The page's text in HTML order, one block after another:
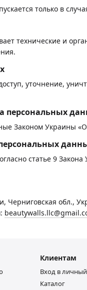
только в
технические и
уточнение,
персональных
Законом Украины
статье 9
Черниговская обл.,
Клиентам
Вход в
Каталог